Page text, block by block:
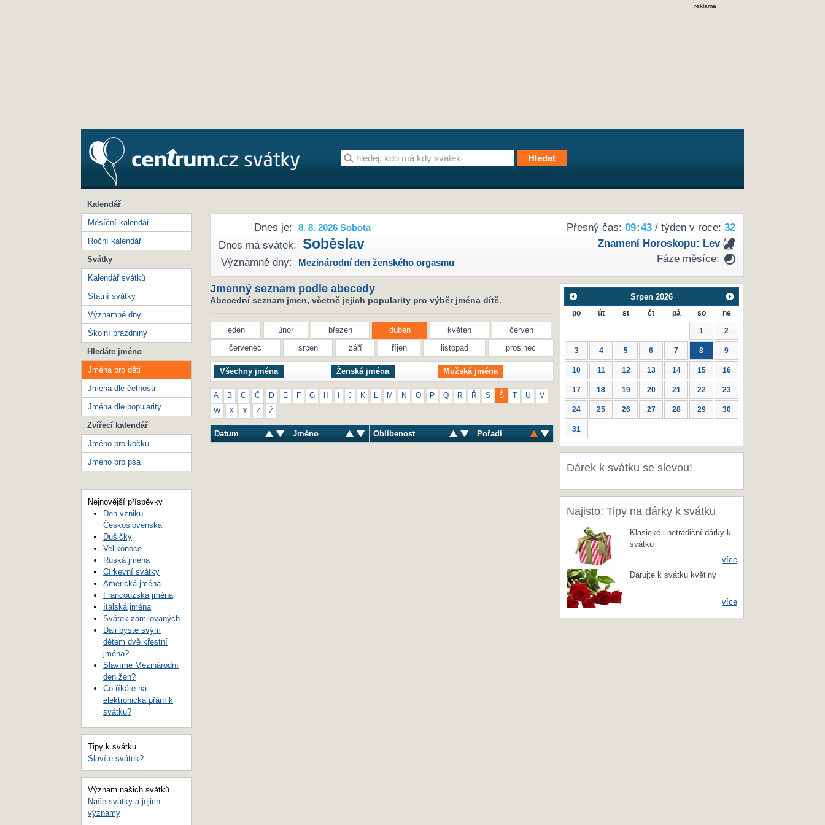
reklama
Přesný čas: 09:43/ týden v roce: 32
Znamení Horoskopu: Lev
Fáze měsíce:
Dnes je: 8. 8. 2026 Sobota
Dnes má svátek: Soběslav
Významné dny: Mezinárodní den ženského orgasmu
Jmenný seznam podle abecedy
Abecední seznam jmen, včetně jejich popularity pro výběr jména dítě.
leden únor březen duben květen
červen
červenec
srpen září říjen listopad prosinec
Všechny jména Ženská jména Mužská jména
A B C Č D E F G H J K M N O P Q R Ř S Š T U V
W X Y Z Ž
Datum Jméno Oblíbenost Pořadí
Srpen 2026
po út st čt pá so ne
1 2
3 4 5 6 7 8 9
10 11 12 13 14 15 16
17 18 19 20 21 22 23
24 25 26 27 28 29 30
31
Dárek k svátku se slevou!
Najisto: Tipy na dárky k svátku
Klasické i netradiční dárky k
svátku
více
Darujte k svátku květiny
více
Kalendář
Měsíční kalendář
Roční kalendář
Svátky
Kalendář svátků
Státní svátky
Významné dny
Školní prázdniny
Hledáte jméno
Jména pro děti
Jména dle četnosti
Jména dle popularity
Zvířecí kalendář
Jméno pro kočku
Jméno pro psa
Nejnovější příspěvky
Den vzniku
Československa
Dušičky
Velikonoce
Ruská jména
Církevní svátky
Americká jména
Francouzská jména
Italská jména
Svátek zamilovaných
Dali byste svým
dětem dvě křestní
jména?
Slavíme Mezinárodní
den žen?
Co říkáte na
elektronická přání k
svátku?
Tipy k svátku
Slavíte svátek?
Význam našich svátků
Naše svátky a jejich
významy